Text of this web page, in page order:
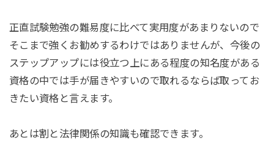
正直試験勉強の難易度に比べて実用度があまりないので
そこまで強くお勧めするわけではありませんが、今後の
ステップアップには役立つ上にある程度の知名度がある
資格の中では手が届きやすいので取れるならば取ってお
きたい資格と言えます。
あとは割と法律関係の知識も確認できます。